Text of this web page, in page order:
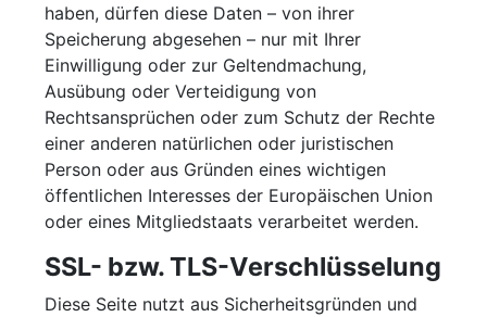
haben, dürfen diese Daten – von ihrer
Speicherung abgesehen – nur mit Ihrer
Einwilligung oder zur Geltendmachung,
Ausübung oder Verteidigung von
Rechtsansprüchen oder zum Schutz der Rechte
einer anderen natürlichen oder juristischen
Person oder aus Gründen eines wichtigen
öffentlichen Interesses der Europäischen Union
oder eines Mitgliedstaats verarbeitet werden.
SSL- bzw. TLS-Verschlüsselung
Diese Seite nutzt aus Sicherheitsgründen und